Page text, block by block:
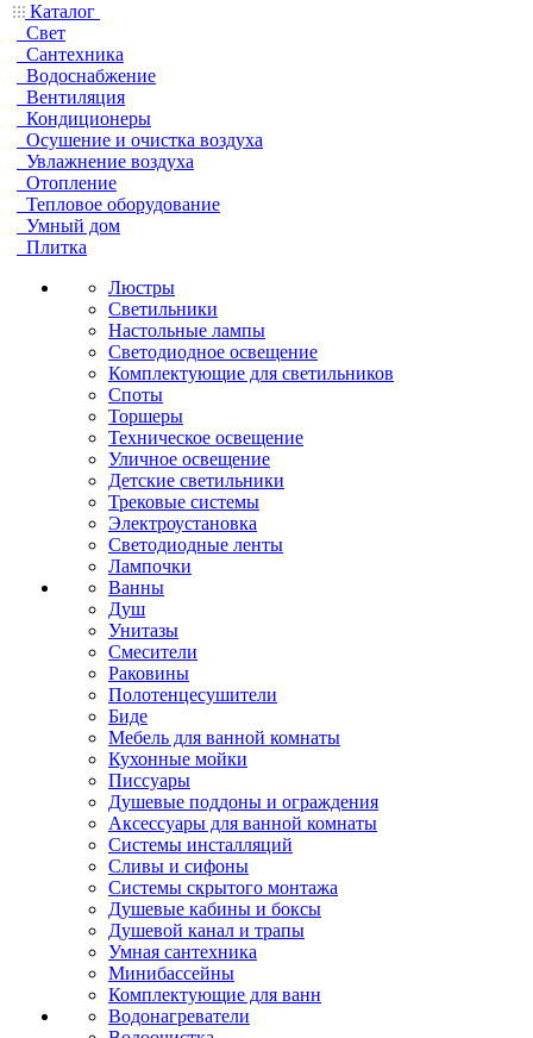
Каталог
Свет
Сантехника
Водоснабжение
Вентиляция
Кондиционеры
Осушение и очистка воздуха
Увлажнение воздуха
Отопление
Тепловое оборудование
Умный дом
Плитка
Люстры
Светильники
Настольные лампы
Светодиодное освещение
Комплектующие для светильников
Споты
Торшеры
Техническое освещение
Уличное освещение
Детские светильники
Трековые системы
Электроустановка
Светодиодные ленты
Лампочки
Ванны
Душ
Унитазы
Смесители
Раковины
Полотенцесушители
Биде
Мебель для ванной комнаты
Кухонные мойки
Писсуары
Душевые поддоны и ограждения
Аксессуары для ванной комнаты
Системы инсталляций
Сливы и сифоны
Системы скрытого монтажа
Душевые кабины и боксы
Душевой канал и трапы
Умная сантехника
Минибассейны
Комплектующие для ванн
Водонагреватели